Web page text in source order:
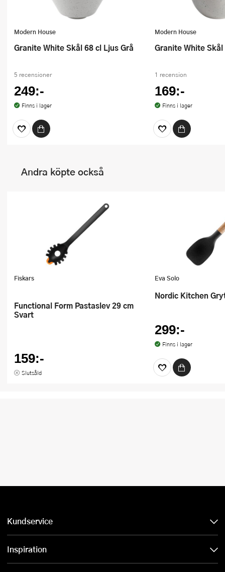
Modern House
Granite White Skål 68 cl Ljus Grå
5 recensioner
249:-
Finns i lager
Modern House
Granite White
1 recension
169:-
Finns i lager
Andra köpte också
Fiskars
Functional Form Pastaslev 29 cm
Svart
159:-
Slutsåld
Eva Solo
Nordic Kitchen
299:-
Finns i lager
Kundservice
Inspiration